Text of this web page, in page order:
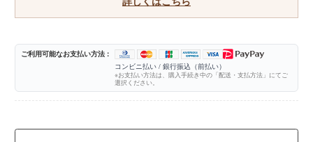
ご利用可能なお支払い方法 :
コンビニ払い / 銀行振込（前払い）
※お支払い方法は、購入手続き中の「配送・支払方法」にてご
選択ください。